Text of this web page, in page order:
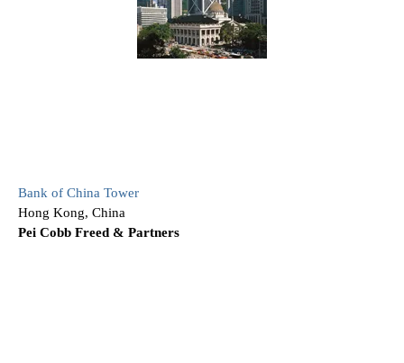
Bank of China Tower
Hong Kong, China
Pei Cobb Freed & Partners